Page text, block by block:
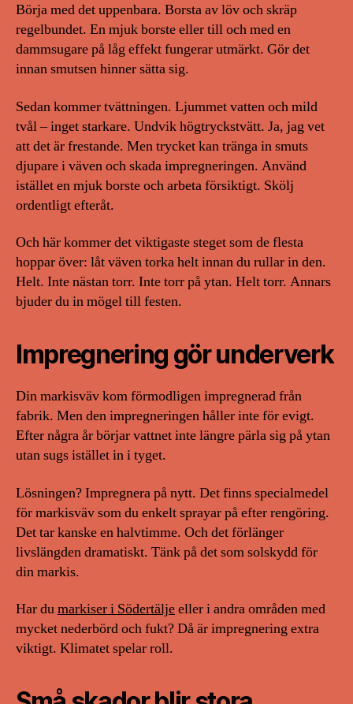
Börja med det uppenbara. Borsta av löv och skräp
regelbundet. En mjuk borste eller till och med en
dammsugare på låg effekt fungerar utmärkt. Gör det
innan smutsen hinner sätta sig.
Sedan kommer tvättningen. Ljummet vatten och mild
tvål – inget starkare. Undvik högtryckstvätt. Ja, jag vet
att det är frestande. Men trycket kan tränga in smuts
djupare i väven och skada impregneringen. Använd
istället en mjuk borste och arbeta försiktigt. Skölj
ordentligt efteråt.
Och här kommer det viktigaste steget som de flesta
hoppar över: låt väven torka helt innan du rullar in den.
Helt. Inte nästan torr. Inte torr på ytan. Helt torr. Annars
bjuder du in mögel till festen.
Impregnering gör underverk
Din markisväv kom förmodligen impregnerad från
fabrik. Men den impregneringen håller inte för evigt.
Efter några år börjar vattnet inte längre pärla sig på ytan
utan sugs istället in i tyget.
Lösningen? Impregnera på nytt. Det finns specialmedel
för markisväv som du enkelt sprayar på efter rengöring.
Det tar kanske en halvtimme. Och det förlänger
livslängden dramatiskt. Tänk på det som solskydd för
din markis.
Har dumarkiser i Södertäljeeller i andra områden med
mycket nederbörd och fukt? Då är impregnering extra
viktigt. Klimatet spelar roll.